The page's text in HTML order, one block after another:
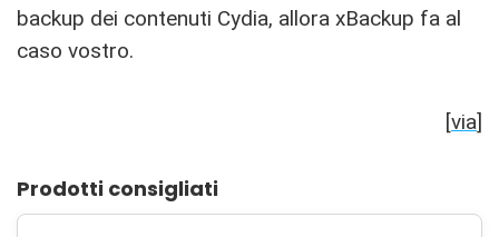
backup dei contenuti Cydia, allora xBackup fa al
caso vostro.
[via]
Prodotti consigliati